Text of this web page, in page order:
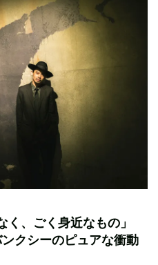
く、ごく身近なもの」
クシーのピュアな衝動